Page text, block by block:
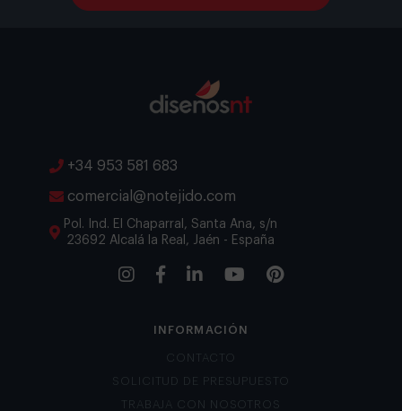
+34 953 581 683
comercial@notejido.com
Pol. Ind. El Chaparral, Santa Ana, s/n
23692 Alcalá la Real, Jaén - España
INFORMACIÓN
CONTACTO
SOLICITUD DE PRESUPUESTO
TRABAJA CON NOSOTROS